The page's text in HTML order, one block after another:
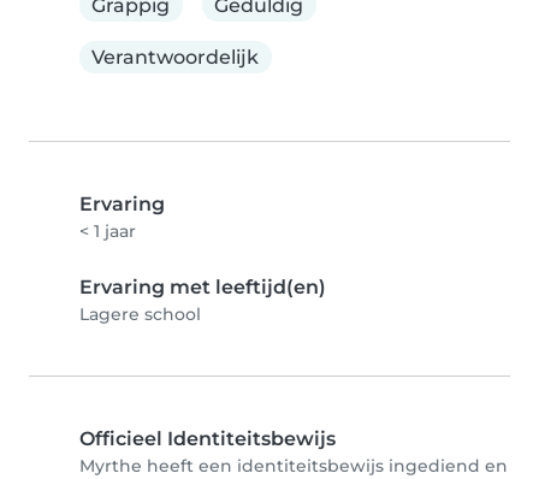
Grappig
Geduldig
Verantwoordelijk
Ervaring
< 1 jaar
Ervaring met leeftijd(en)
Lagere school
Officieel Identiteitsbewijs
Myrthe heeft een identiteitsbewijs ingediend en